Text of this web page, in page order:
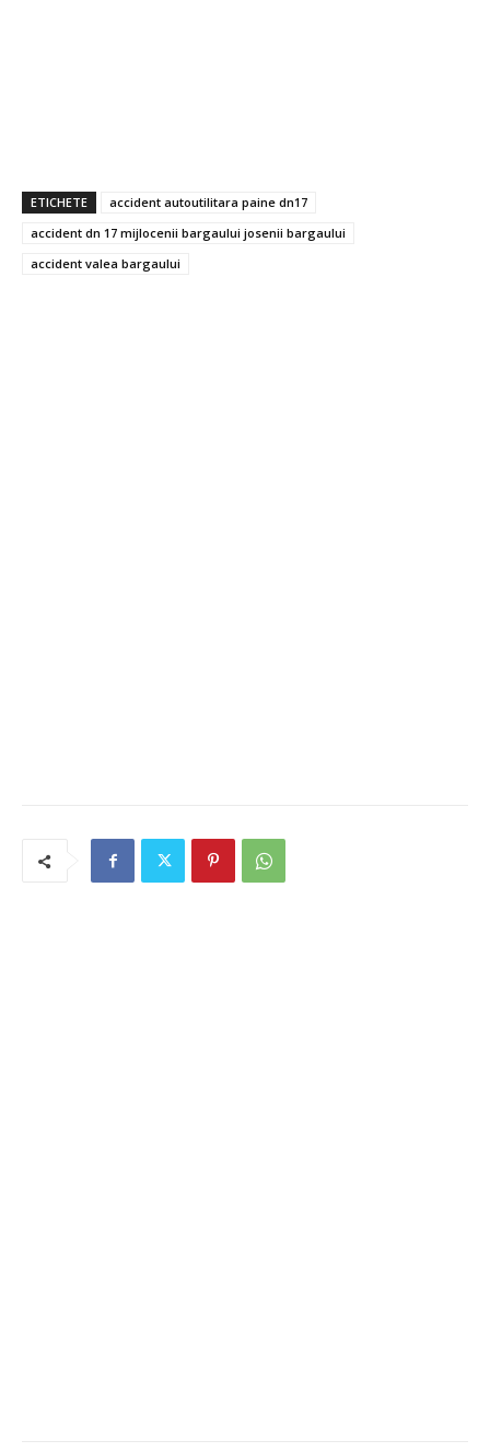
ETICHETE
accident autoutilitara paine dn17
accident dn 17 mijlocenii bargaului josenii bargaului
accident valea bargaului